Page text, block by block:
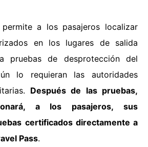
permite a los pasajeros localizar
en los lugares de salida
pruebas de desprotección del
lo requieran las autoridades
Después de las pruebas,
a los pasajeros, sus
certificados directamente a
Pass.